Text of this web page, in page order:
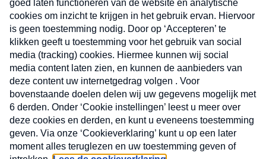
Volg ons op
X
Nieuwsbrief
Neem hier een gratis abonnement op de MAX
Consumenten nieuwsbrief. Elke maandag en